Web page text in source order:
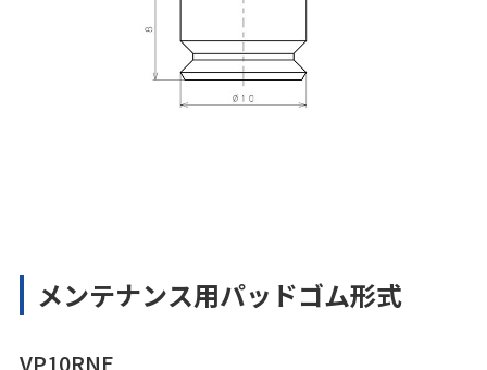
メンテナンス用パッドゴム形式
VP10RNE